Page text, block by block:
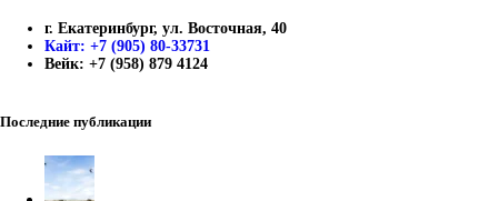
г. Екатеринбург, ул. Восточная, 40
Кайт: +7 (905) 80-33731
Вейк: +7 (958) 879 4124
Последние публикации